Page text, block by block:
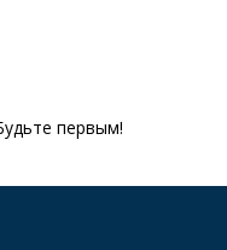
первым!